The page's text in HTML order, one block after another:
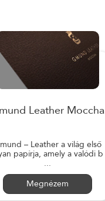
Leather Moccha
– Leather a világ első
papírja, amely a valódi b
...
Megnézem